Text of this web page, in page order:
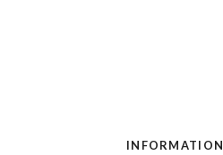
INFORMATION